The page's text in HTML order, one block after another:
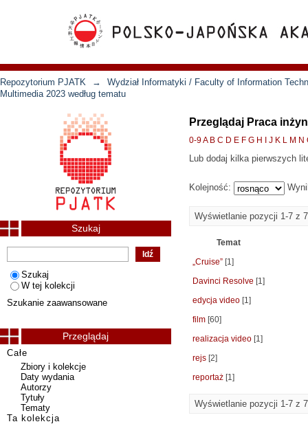
Repozytorium PJATK →
Wydział Informatyki / Faculty of Information
Multimedia 2023 według tematu
Przeglądaj Praca
0-9A B C D E F G H J K L M N
Lub dodaj kilka pierwszych
Kolejność:
Wyświetlanie pozycji 1-7 z 7
Temat
„Cruise” [1]
Davinci Resolve [1]
edycja video [1]
film [60]
realizacja video [1]
rejs [2]
reportaż [1]
Wyświetlanie pozycji 1-7 z 7
Szukaj
Szukaj
W tej kolekcji
Szukanie zaawansowane
Przeglądaj
Całe
Zbiory i kolekcje
Daty wydania
Autorzy
Tytuły
Tematy
Ta kolekcja